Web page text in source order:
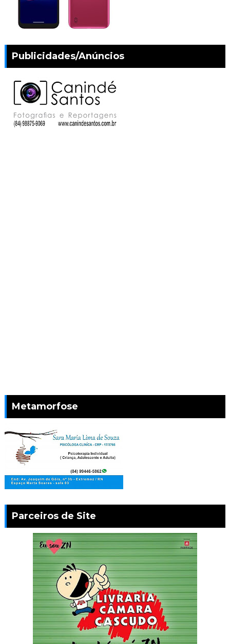
Publicidades/Anúncios
Metamorfose
Parceiros de Site